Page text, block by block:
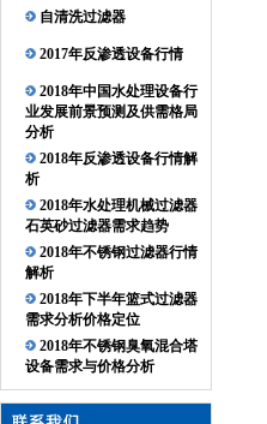
自清洗过滤器
2017年反渗透设备行情
2018年中国水处理设备行
业发展前景预测及供需格局
分析
2018年反渗透设备行情解
析
2018年水处理机械过滤器
石英砂过滤器需求趋势
2018年不锈钢过滤器行情
解析
2018年下半年篮式过滤器
需求分析价格定位
2018年不锈钢臭氧混合塔
设备需求与价格分析